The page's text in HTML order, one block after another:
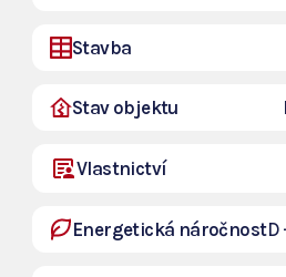
Stavba
Stav objektu
Vlastnictví
Energetická náročnostD